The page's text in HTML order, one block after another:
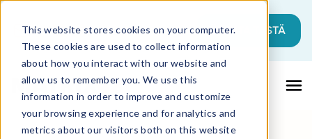
This website stores cookies on your computer.
These cookies are used to collect information
about how you interact with our website and
allow us to remember you. We use this
information in order to improve and customize
your browsing experience and for analytics and
metrics about our visitors both on this website
Tämä on hakukenttä, johon on liitetty
Ehdotuksia ei ole, koska hakukenttä on
ALOITA TÄSTÄ